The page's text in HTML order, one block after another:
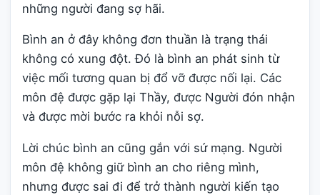
những người đang sợ hãi.
Bình an ở đây không đơn thuần là trạng thái
không có xung đột. Đó là bình an phát sinh từ
việc mối tương quan bị đổ vỡ được nối lại. Các
môn đệ được gặp lại Thầy, được Người đón nhận
và được mời bước ra khỏi nỗi sợ.
Lời chúc bình an cũng gắn với sứ mạng. Người
môn đệ không giữ bình an cho riêng mình,
nhưng được sai đi để trở thành người kiến tạo